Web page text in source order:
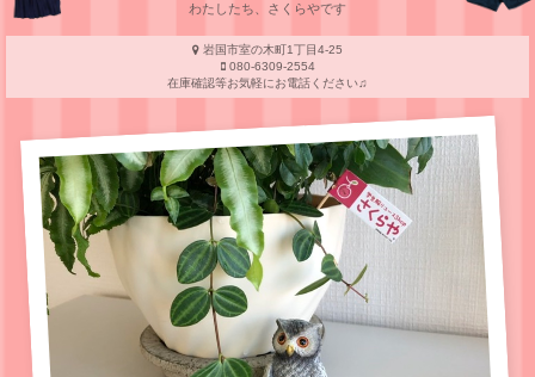
わたしたち、さくらやです
岩国市室の木町1丁目4-25
080-6309-2554
在庫確認等お気軽にお電話ください♫